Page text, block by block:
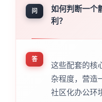
问
如何判断一个
利？
答
这些配套的核
杂程度，营造
社区化办公环